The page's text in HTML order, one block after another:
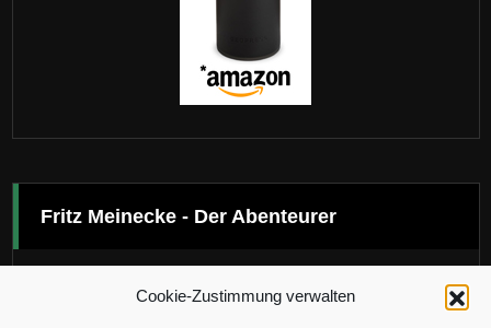
Cookie-Zustimmung verwalten
Fritz Meinecke - Der Abenteurer